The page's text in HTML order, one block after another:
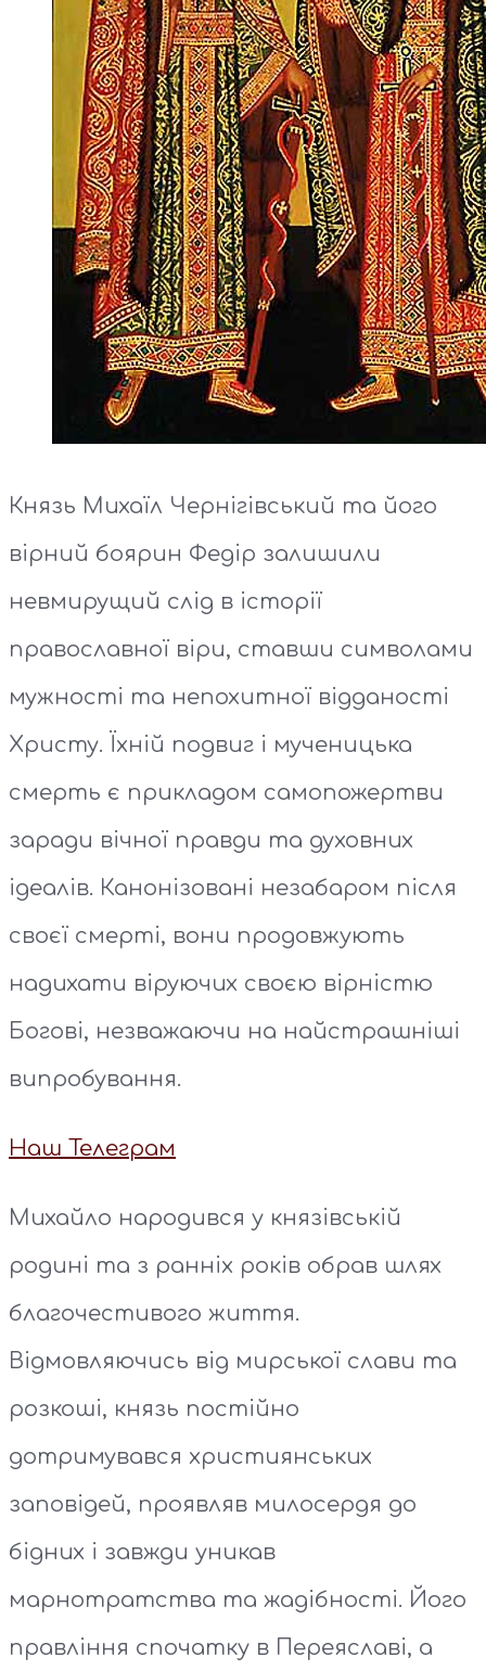
Князь Михаїл Чернігівський та його
вірний боярин Федір залишили
невмирущий слід в історії
православної віри, ставши символами
мужності та непохитної відданості
Христу. Їхній подвиг і мученицька
смерть є прикладом самопожертви
заради вічної правди та духовних
ідеалів. Канонізовані незабаром після
своєї смерті, вони продовжують
надихати віруючих своєю вірністю
Богові, незважаючи на найстрашніші
випробування.
Наш Телеграм
Михайло народився у князівській
родині та з ранніх років обрав шлях
благочестивого життя.
Відмовляючись від мирської слави та
розкоші, князь постійно
дотримувався християнських
заповідей, проявляв милосердя до
бідних і завжди уникав
марнотратства та жадібності. Його
правління спочатку в Переяславі, а